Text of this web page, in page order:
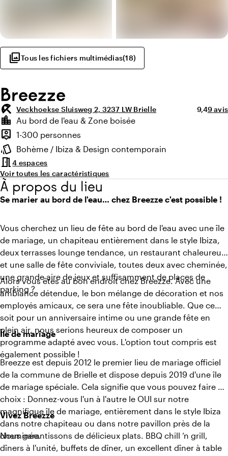
photo_libraryTous les fichiers multimédias(18)
Breezze
beach_access Veckhoekse Sluisweg 2, 3237 LW Brielle Note
9,49 avis
Points forts
location_city
Environnement
Au bord de l'eau & Zone boisée
person_pin
Capacité
1-300 personnes
style
Ambiance
Bohème / Ibiza & Design contemporain
meeting_room4 espaces
Voir toutes les caractéristiques
À propos du lieu
Se marier au bord de l'eau… chez Breezze c'est possible !
Vous cherchez un lieu de fête au bord de l'eau avec une île
de mariage, un chapiteau entièrement dans le style Ibiza,
deux terrasses lounge tendance, un restaurant chaleureux
et une salle de fête conviviale, toutes deux avec cheminée,
une grande aire de jeux et suffisamment de places de
parking ?
Alors vous êtes au bon endroit chez Breezze. Avec une
ambiance détendue, le bon mélange de décoration et nos
employés amicaux, ce sera une fête inoubliable. Que ce
soit pour un anniversaire intime ou une grande fête en
plein air, nous serions heureux de composer un
programme adapté avec vous. L'option tout compris est
également possible !
Île de mariage
Breezze est depuis 2012 le premier lieu de mariage officiel
de la commune de Brielle et dispose depuis 2019 d'une île
de mariage spéciale. Cela signifie que vous pouvez faire un
choix : Donnez-vous l'un à l'autre le OUI sur notre
magnifique île de mariage, entièrement dans le style Ibiza
dans notre chapiteau ou dans notre pavillon près de la
cheminée.
Vivez Breezze
Nous garantissons de délicieux plats. BBQ chill ‘n grill,
dîners à l'unité, buffets de dîner, un excellent dîner à table